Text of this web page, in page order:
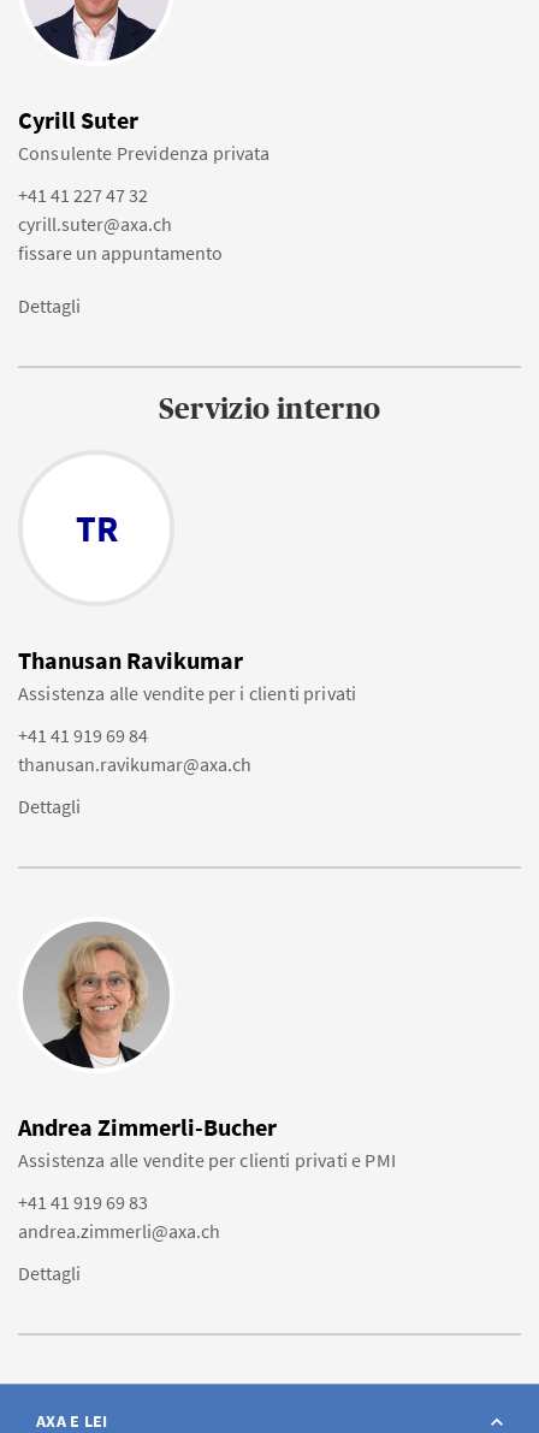
Cyrill Suter
Consulente Previdenza privata
+41 41 227 47 32
cyrill.suter@axa.ch
fissare un appuntamento
Dettagli
Servizio interno
TR
Thanusan Ravikumar
Assistenza alle vendite per i clienti privati
+41 41 919 69 84
thanusan.ravikumar@axa.ch
Dettagli
Andrea Zimmerli-Bucher
Assistenza alle vendite per clienti privati e PMI
+41 41 919 69 83
andrea.zimmerli@axa.ch
Dettagli
AXA E LEI